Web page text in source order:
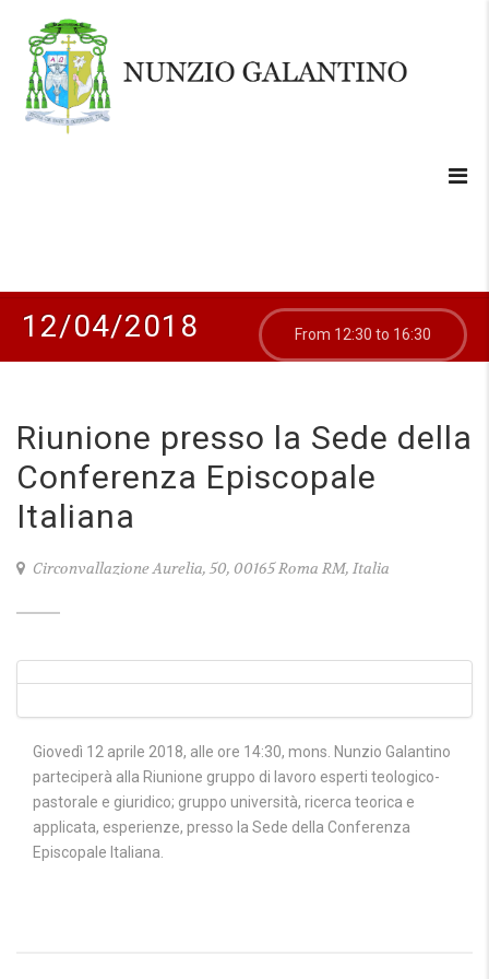
12/04/2018 From 12:30 to 16:30
Riunione presso la Sede della
Conferenza Episcopale
Italiana
Circonvallazione Aurelia, 50, 00165 Roma RM, Italia
Giovedì 12 aprile 2018, alle ore 14:30, mons. Nunzio Galantino
parteciperà alla Riunione gruppo di lavoro esperti teologico-
pastorale e giuridico; gruppo università, ricerca teorica e
applicata, esperienze, presso la Sede della Conferenza
Episcopale Italiana.